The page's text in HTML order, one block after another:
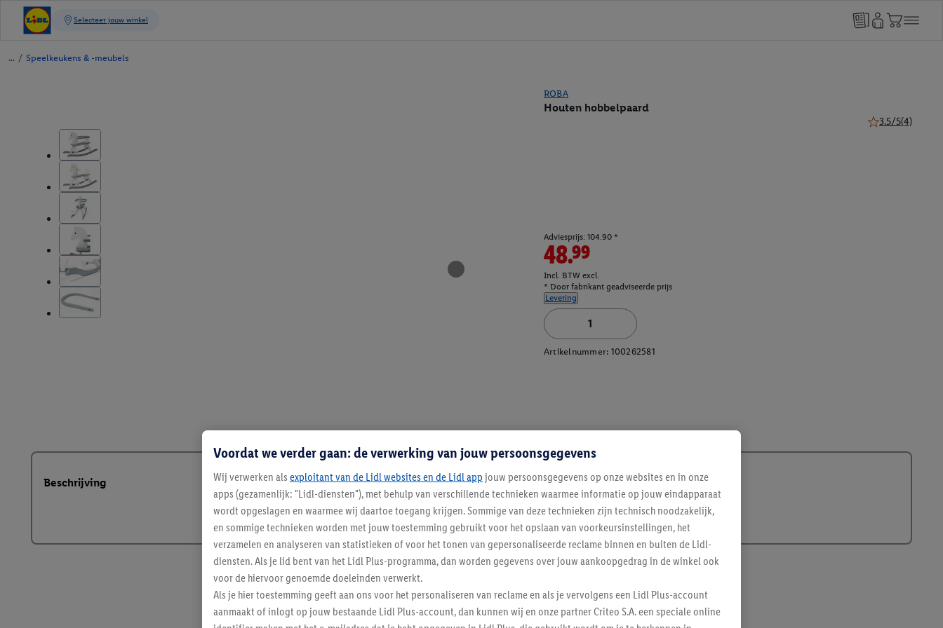
/ Speelkeukens & -meubels
ROBA
Houten hobbelpaard
3.5/5(4)
Adviesprijs: 104.90 *
48.99
Incl. BTW excl.
* Door fabrikant geadviseerde prijs
Levering
Artikelnummer: 100262581
Beschrijving
Voordat we verder gaan: de verwerking van jouw persoonsgegevens
Wij verwerken als exploitant van de Lidl websites en de Lidl app jouw persoonsgegevens op onze websites en in onze
apps (gezamenlijk: "Lidl-diensten"), met behulp van verschillende technieken waarmee informatie op jouw eindapparaat
wordt opgeslagen en waarmee wij daartoe toegang krijgen. Sommige van deze technieken zijn technisch noodzakelijk,
en sommige technieken worden met jouw toestemming gebruikt voor het opslaan van voorkeursinstellingen, het
verzamelen en analyseren van statistieken of voor het tonen van gepersonaliseerde reclame binnen en buiten de Lidl-
diensten. Als je lid bent van het Lidl Plus-programma, dan worden gegevens over jouw aankoopgedrag in de winkel ook
voor de hiervoor genoemde doeleinden verwerkt.
Als je hier toestemming geeft aan ons voor het personaliseren van reclame en als je vervolgens een Lidl Plus-account
aanmaakt of inlogt op jouw bestaande Lidl Plus-account, dan kunnen wij en onze partner Criteo S.A. een speciale online